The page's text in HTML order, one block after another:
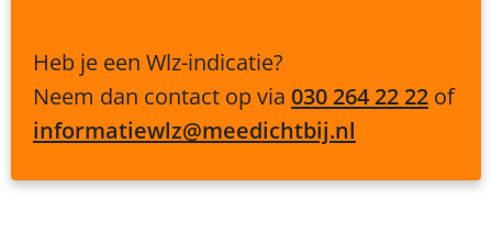
Heb je een Wlz-indicatie?
Neem dan contact op via 030 264 22 22 of
informatiewlz@meedichtbij.nl